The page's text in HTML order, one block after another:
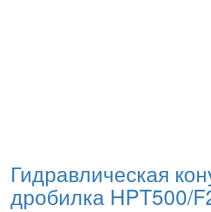
Гидравлическая
дробилка HPT500/